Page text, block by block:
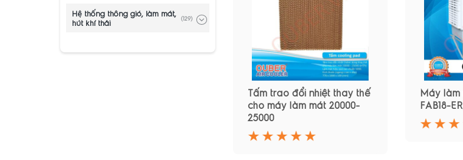
Hệ thống thông gió, làm mát,
hút khí thải
(129)
Tấm trao đổi nhiệt thay thế
cho máy làm mát 20000-
25000
Máy
FAB18-